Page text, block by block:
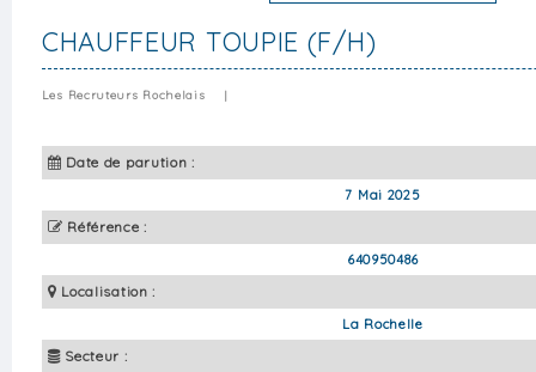
CHAUFFEUR TOUPIE (F/H)
Les Recruteurs Rochelais |
Date de parution :
7 Mai 2025
Référence :
640950486
Localisation :
La Rochelle
Secteur :